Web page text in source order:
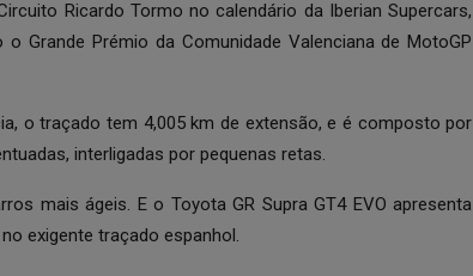
Ricardo Tormo no calendário da Iberian Supercars,
Grande Prémio da Comunidade Valenciana de MotoGP
o traçado tem 4,005 km de extensão, e é composto por
interligadas por pequenas retas.
mais ágeis. E o Toyota GR Supra GT4 EVO apresenta
exigente traçado espanhol.